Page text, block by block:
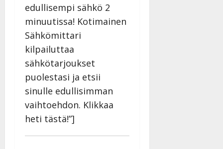
edullisempi sähkö 2
minuutissa! Kotimainen
Sähkömittari
kilpailuttaa
sähkötarjoukset
puolestasi ja etsii
sinulle edullisimman
vaihtoehdon. Klikkaa
heti tästä!”]